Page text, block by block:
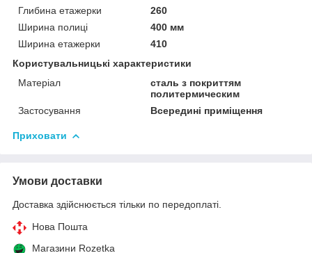
Глибина етажерки
260
Ширина полиці
400 мм
Ширина етажерки
410
Користувальницькі характеристики
Матеріал
сталь з покриттям
политермическим
Застосування
Всередині приміщення
Приховати
Умови доставки
Доставка здійснюється тільки по передоплаті.
Нова Пошта
Магазини Rozetka